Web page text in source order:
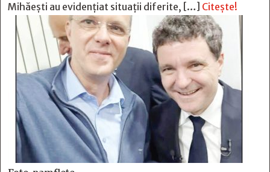
Mihăești au evidențiat situații diferite, […] Citește!